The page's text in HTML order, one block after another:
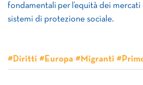
fondamentali per l’equità dei
sistemi di protezione sociale.
#Diritti #Europa #Migranti